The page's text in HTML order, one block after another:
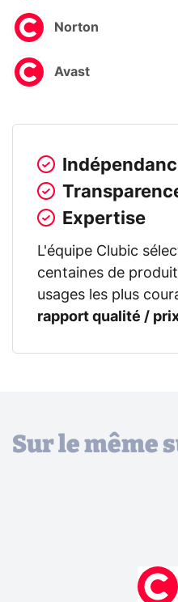
Norton
Avast
Expertise
L'équipe Clubic
centaines de
usages les plus
rapport qualité /
Sur le même